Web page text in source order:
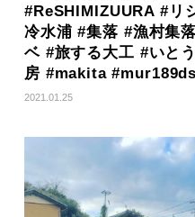
#ReSHIMIZUURA #リ
冷水浦 #集落 #漁村集
ベ #旅する大工 #いと
房 #makita
2021.01.25